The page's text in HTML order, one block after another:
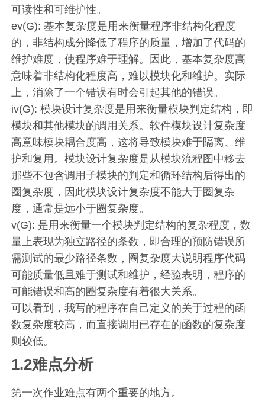
可读性和可维护性。
ev(G): 基本复杂度是用来衡量程序非结构化程度
的，非结构成分降低了程序的质量，增加了代码的
维护难度，使程序难于理解。因此，基本复杂度高
意味着非结构化程度高，难以模块化和维护。实际
上，消除了一个错误有时会引起其他的错误。
iv(G): 模块设计复杂度是用来衡量模块判定结构，即
模块和其他模块的调用关系。软件模块设计复杂度
高意味模块耦合度高，这将导致模块难于隔离、维
护和复用。模块设计复杂度是从模块流程图中移去
那些不包含调用子模块的判定和循环结构后得出的
圈复杂度，因此模块设计复杂度不能大于圈复杂
度，通常是远小于圈复杂度。
v(G): 是用来衡量一个模块判定结构的复杂程度，数
量上表现为独立路径的条数，即合理的预防错误所
需测试的最少路径条数，圈复杂度大说明程序代码
可能质量低且难于测试和维护，经验表明，程序的
可能错误和高的圈复杂度有着很大关系。
可以看到，我写的程序在自己定义的关于过程的函
数复杂度较高，而直接调用已存在的函数的复杂度
则较低。
1.2难点分析
第一次作业难点有两个重要的地方。